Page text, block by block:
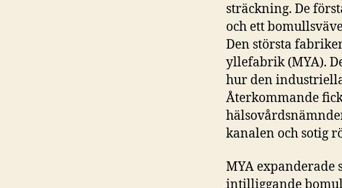
sträckning. De
och ett
Den största
yllefabrik (MYA).
hur den
Återkommande
kanalen och sotig
MYA expanderade
intilliggande